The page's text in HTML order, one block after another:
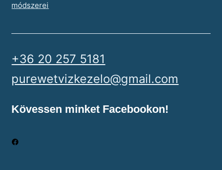
módszerei
+36 20 257 5181
purewetvizkezelo@gmail.com
Kövessen minket Facebookon!